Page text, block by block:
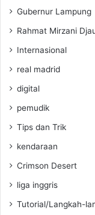
Gubernur Lampung
Rahmat Mirzani
Internasional
real madrid
digital
pemudik
Tips dan Trik
kendaraan
Crimson Desert
liga inggris
Tutorial/Langkah-